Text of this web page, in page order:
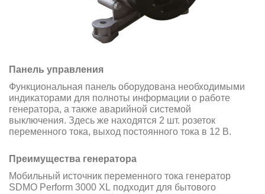
Панель управления
Функциональная панель оборудована необходимыми
индикаторами для полноты информации о работе
генератора, а также аварийной системой
выключения. Здесь же находятся 2 шт. розеток
переменного тока, выход постоянного тока в 12 В.
Преимущества генератора
Мобильный источник переменного тока генератор
SDMO Perform 3000 XL подходит для бытового